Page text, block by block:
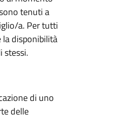
tenuti a
a. Per tutti
la disponibilità
stessi.
di uno
delle